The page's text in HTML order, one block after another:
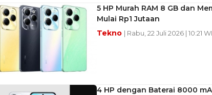
5 HP Murah RAM 8 GB dan
Mulai Rp1 Jutaan
Tekno | Rabu, 22 Juli 2026 | 10:21
4 HP dengan Baterai 8000